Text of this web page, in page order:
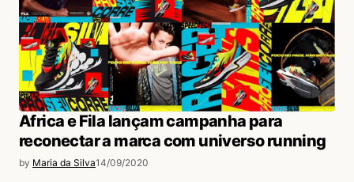
Africa e Fila lançam campanha para
reconectar a marca com universo running
by Maria da Silva14/09/2020